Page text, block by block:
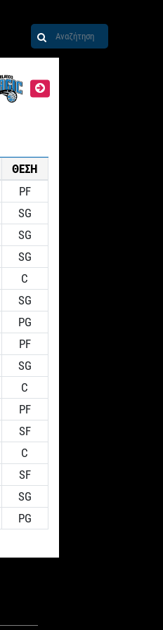
ΘΕΣΗ
PF
SG
SG
SG
C
SG
PG
PF
SG
C
PF
SF
C
SF
SG
PG